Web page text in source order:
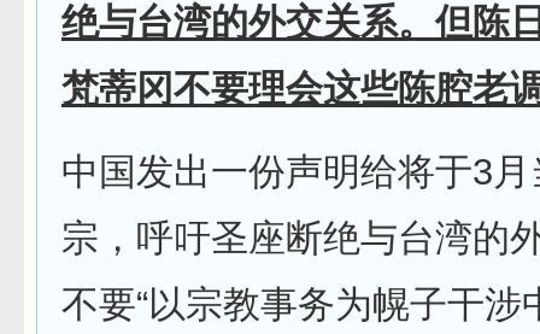
绝与台湾的外交关系。但陈
梵蒂冈不要理会这些陈腔老
中国发出一份声明给将于3
宗，呼吁圣座断绝与台湾的
不要“以宗教事务为幌子干涉